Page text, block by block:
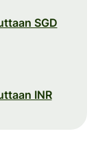
SGD
INR